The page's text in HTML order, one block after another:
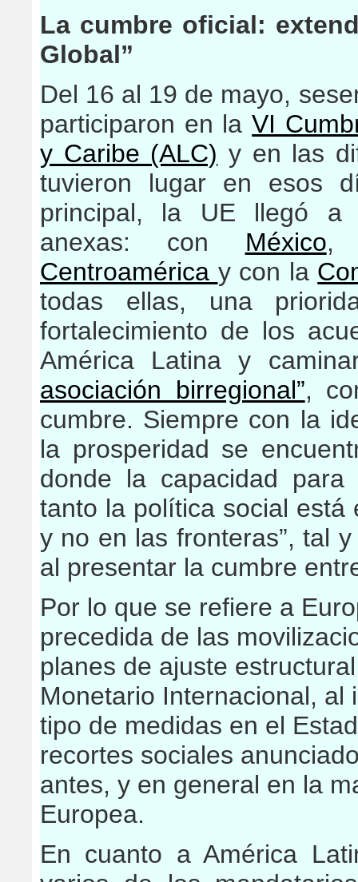
La cumbre oficial:
Global”
Del 16 al 19 de mayo,
participaron en laVI
y Caribe (ALC) y en las
tuvieron lugar en esos
principal, la UE llegó a
anexas: con México
Centroamérica y con la
todas ellas, una
fortalecimiento de los
América Latina y
asociación birregional”,
cumbre. Siempre con la
la prosperidad se
donde la capacidad
tanto la política social está
y no en las fronteras”, tal
al presentar la cumbre
Por lo que se refiere a
precedida de las
planes de ajuste
Monetario Internacional, al
tipo de medidas en el
recortes sociales
antes, y en general en la
Europea.
En cuanto a América